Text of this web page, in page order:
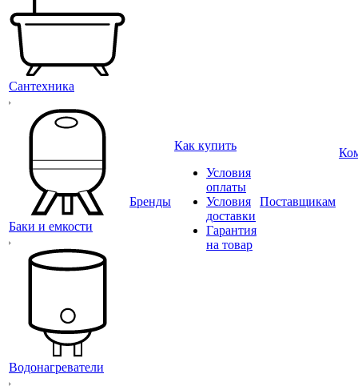
Сантехника
Баки и емкости
Водонагреватели
Бренды
Как купить
Условия
оплаты
Условия
доставки
Гарантия
на товар
Поставщикам